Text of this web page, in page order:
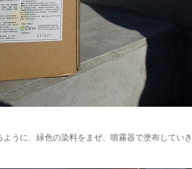
うに、緑色の染料をまぜ、噴霧器で塗布していき